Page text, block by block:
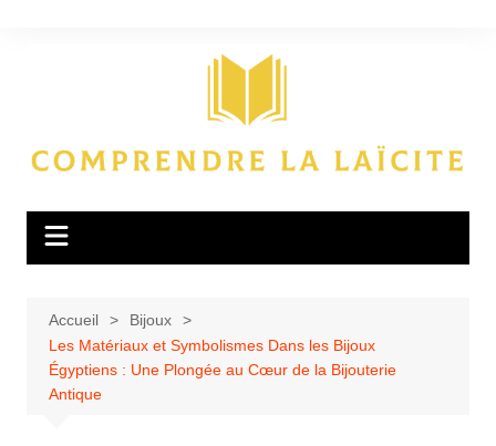
Accueil
Bijoux
Les Matériaux et Symbolismes Dans les Bijoux
Égyptiens : Une Plongée au Cœur de la Bijouterie
Antique